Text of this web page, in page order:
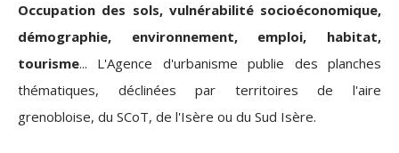
Occupation des sols, vulnérabilité socioéconomique,
démographie, environnement, emploi, habitat,
tourisme... L'Agence d'urbanisme publie des planches
thématiques, déclinées par territoires de l'aire
grenobloise, du SCoT, de l'Isère ou du Sud Isère.